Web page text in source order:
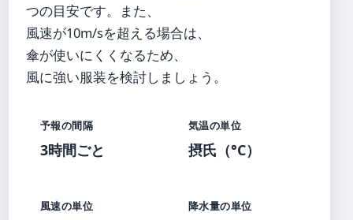
つの目安です。また、
風速が10m/sを超える場合は、
傘が使いにくくなるため、
風に強い服装を検討しましょう。
予報の間隔
3時間ごと
気温の単位
摂氏（°C）
風速の単位 降水量の単位